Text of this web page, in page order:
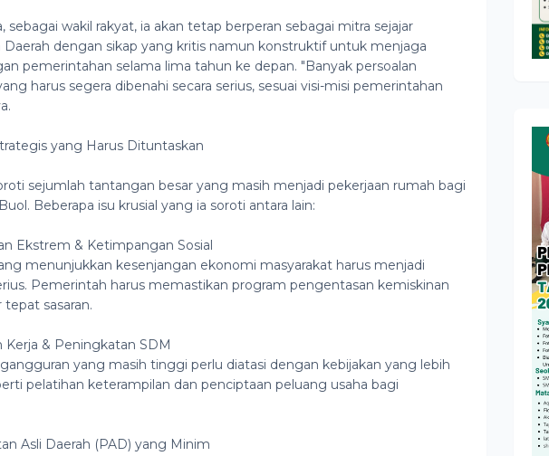
sebagai wakil rakyat, ia akan tetap berperan sebagai mitra sejajar
dengan sikap yang kritis namun konstruktif untuk menjaga
pemerintahan selama lima tahun ke depan. "Banyak persoalan
harus segera dibenahi secara serius, sesuai visi-misi pemerintahan
yang Harus Dituntaskan
sejumlah tantangan besar yang masih menjadi pekerjaan rumah bagi
Beberapa isu krusial yang ia soroti antara lain:
Ekstrem & Ketimpangan Sosial
menunjukkan kesenjangan ekonomi masyarakat harus menjadi
Pemerintah harus memastikan program pengentasan kemiskinan
sasaran.
Kerja & Peningkatan SDM
yang masih tinggi perlu diatasi dengan kebijakan yang lebih
pelatihan keterampilan dan penciptaan peluang usaha bagi
Asli Daerah (PAD) yang Minim